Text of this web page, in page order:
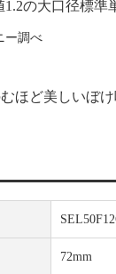
1.2の大口径標準
ー調べ
ほど美しいぼ
72mm